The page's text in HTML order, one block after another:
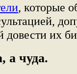
, которые
их
а чуда.